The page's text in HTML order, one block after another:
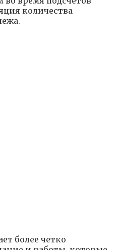
количества
более четко